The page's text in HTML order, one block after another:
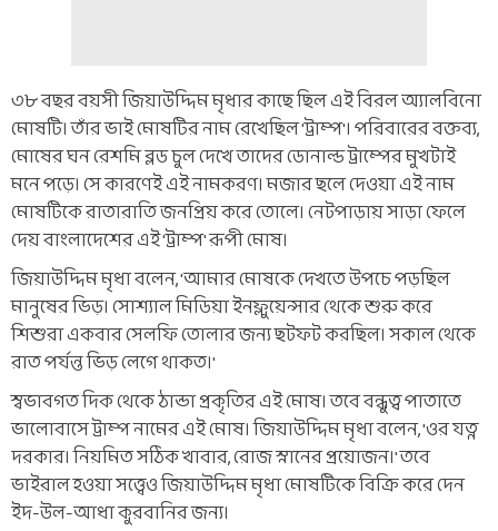
৩৮ বছর বয়সী জিয়াউদ্দিম মৃধার কাছে ছিল এই বিরল অ্যালবিনো
মোষটি। তাঁর ভাই মোষটির নাম রেখেছিল 'ট্রাম্প'। পরিবারের বক্তব্য,
মোষের ঘন রেশমি ব্লড চুল দেখে তাদের ডোনাল্ড ট্রাম্পের মুখটাই
মনে পড়ে। সে কারণেই এই নামকরণ। মজার ছলে দেওয়া এই নাম
মোষটিকে রাতারাতি জনপ্রিয় করে তোলে। নেটপাড়ায় সাড়া ফেলে
দেয় বাংলাদেশের এই 'ট্রাম্প' রূপী মোষ।
জিয়াউদ্দিম মৃধা বলেন, 'আমার মোষকে দেখতে উপচে পড়ছিল
মানুষের ভিড়। সোশ্যাল মিডিয়া ইনফ্লুয়েন্সার থেকে শুরু করে
শিশুরা একবার সেলফি তোলার জন্য ছটফট করছিল। সকাল থেকে
রাত পর্যন্ত ভিড় লেগে থাকত।'
স্বভাবগত দিক থেকে ঠান্ডা প্রকৃতির এই মোষ। তবে বন্ধুত্ব পাতাতে
ভালোবাসে ট্রাম্প নামের এই মোষ। জিয়াউদ্দিম মৃধা বলেন, 'ওর যত্ন
দরকার। নিয়মিত সঠিক খাবার, রোজ স্নানের প্রয়োজন।' তবে
ভাইরাল হওয়া সত্ত্বেও জিয়াউদ্দিম মৃধা মোষটিকে বিক্রি করে দেন
ইদ-উল-আধা কুরবানির জন্য।